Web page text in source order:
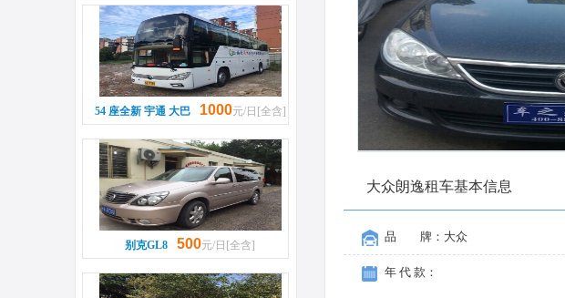
54 座全新 宇通 大巴 1000元/日[全含]
别克GL8 500元/日[全含]
大众朗逸租车基本信息
品 牌： 大众
年 代 款：